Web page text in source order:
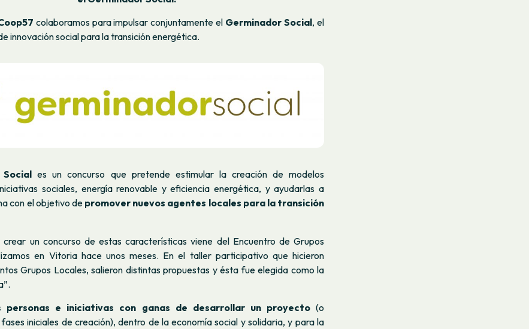
colaboramos para impulsar conjuntamente el Germinador Social, el
innovación social para la transición energética.
es un concurso que pretende estimular la creación de modelos
sociales, energía renovable y eficiencia energética, y ayudarlas a
con el objetivo de promover nuevos agentes locales para la transición
un concurso de estas características viene del Encuentro de Grupos
en Vitoria hace unos meses. En el taller participativo que hicieron
Grupos Locales, salieron distintas propuestas y ésta fue elegida como la
personas e iniciativas con ganas de desarrollar un proyecto(o
iniciales de creación), dentro de la economía social y solidaria, y para la